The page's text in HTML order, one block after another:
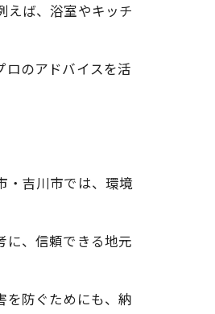
えば、浴室やキッチ
ロのアドバイスを活
・吉川市では、環境
に、信頼できる地元
を防ぐためにも、納